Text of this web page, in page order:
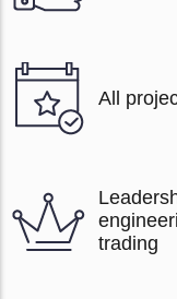
All
trading